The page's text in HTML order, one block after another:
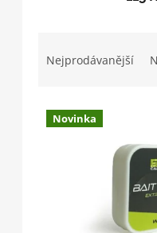
n
Nejprodávanější
V Novinka